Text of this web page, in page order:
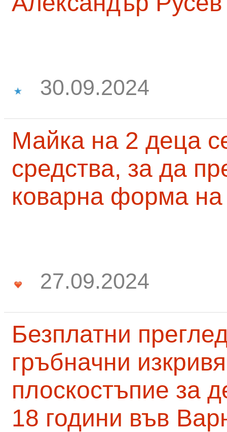
30.09.2024
Майка на 2 деца
средства, за да
коварна форма на
27.09.2024
Безплатни
гръбначни
плоскостъпие за
18 години във